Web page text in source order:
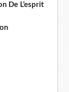
De L’esprit